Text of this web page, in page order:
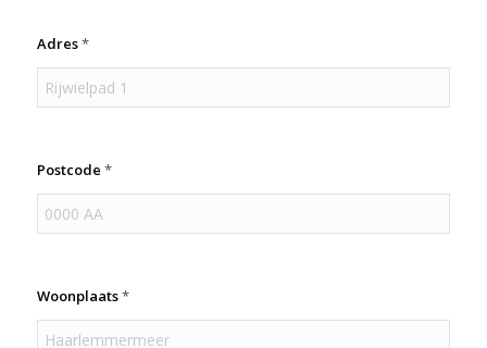
Adres*
Postcode *
Woonplaats*